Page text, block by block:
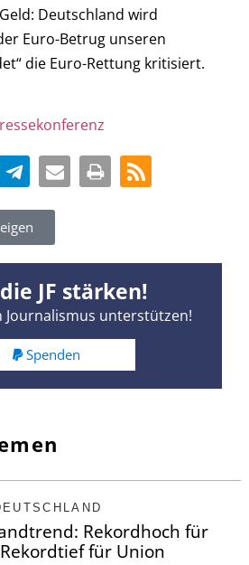
Deutschland wird
Euro-Betrug unseren
die Euro-Rettung kritisiert.
JF stärken!
Journalismus unterstützen!
Spenden
Rekordhoch für
für Union